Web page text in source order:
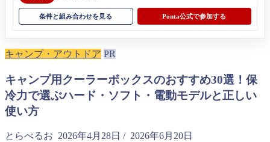
条件と組み合わせを見る Ponta公式で参加する
キャンプ・アウトドア PR
キャンプ用クーラーボックスのおすすめ30選！保
冷力で選ぶハード・ソフト・電動モデルと正しい
使い方
とらべるお 2026年4月28日 / 2026年6月20日